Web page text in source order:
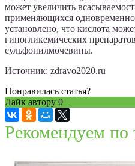
может увеличить
применяющихся
установлено, что кислота
гипогликемических
сульфонилмочевины.
Источник: zdravo2020.ru
Понравилась статья?
Лайк автору 0
Рекомендуем по